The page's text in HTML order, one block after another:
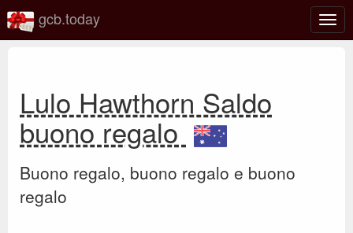
o
gcb.today
Lulo Hawthorn Saldo
buono regalo
Buono regalo, buono regalo e buono
regalo